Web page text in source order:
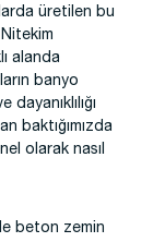
üretilen bu
alanda
banyo
dayanıklılığı
baktığımızda
olarak nasıl
beton zemin